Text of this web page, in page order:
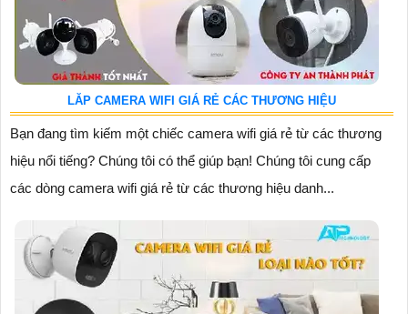
LĂP CAMERA WIFI GIÁ RẺ CÁC THƯƠNG HIỆU
Bạn đang tìm kiếm một chiếc camera wifi giá rẻ từ các thương
hiệu nổi tiếng? Chúng tôi có thể giúp bạn! Chúng tôi cung cấp
các dòng camera wifi giá rẻ từ các thương hiệu danh...